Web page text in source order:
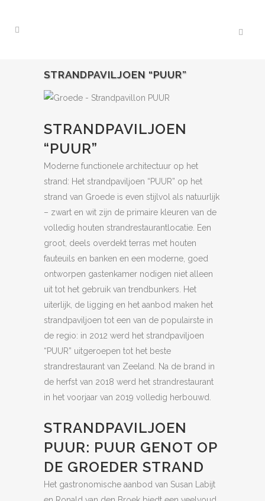
STRANDPAVILJOEN “PUUR”
STRANDPAVILJOEN
“PUUR”
Moderne functionele architectuur op het
strand: Het strandpaviljoen “PUUR” op het
strand van Groede is even stijlvol als natuurlijk
– zwart en wit zijn de primaire kleuren van de
volledig houten strandrestaurantlocatie. Een
groot, deels overdekt terras met houten
fauteuils en banken en een moderne, goed
ontworpen gastenkamer nodigen niet alleen
uit tot het gebruik van trendbunkers. Het
uiterlijk, de ligging en het aanbod maken het
strandpaviljoen tot een van de populairste in
de regio: in 2012 werd het strandpaviljoen
“PUUR” uitgeroepen tot het beste
strandrestaurant van Zeeland. Na de brand in
de herfst van 2018 werd het strandrestaurant
in het voorjaar van 2019 volledig herbouwd.
STRANDPAVILJOEN
PUUR: PUUR GENOT OP
DE GROEDER STRAND
Het gastronomische aanbod van Susan Labijt